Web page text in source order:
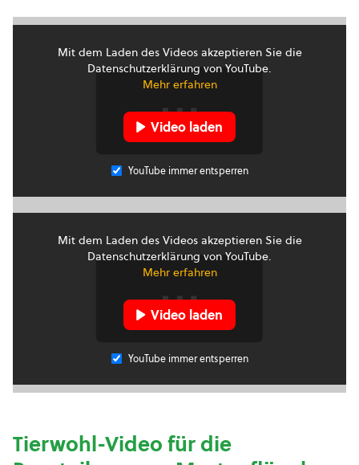
Mit dem Laden des Videos akzeptieren Sie die
Datenschutzerklärung von YouTube.
Mehr erfahren
Video laden
YouTube immer entsperren
Mit dem Laden des Videos akzeptieren Sie die
Datenschutzerklärung von YouTube.
Mehr erfahren
Video laden
YouTube immer entsperren
Tierwohl-Video für die